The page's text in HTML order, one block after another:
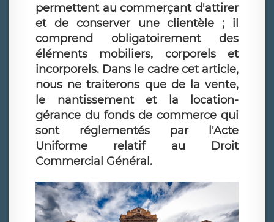
permettent au commerçant d'attirer
et de conserver une clientèle ; il
comprend obligatoirement des
éléments mobiliers, corporels et
incorporels. Dans le cadre cet article,
nous ne traiterons que de la vente,
le nantissement et la location-
gérance du fonds de commerce qui
sont réglementés par l'Acte
Uniforme relatif au Droit
Commercial Général.